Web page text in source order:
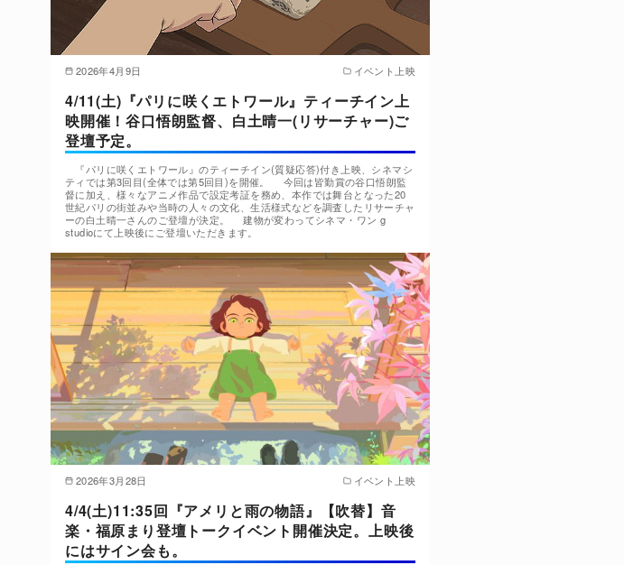
2026年4月9日 イベント上映
4/11(土)『パリに咲くエトワール』ティーチイン上
映開催！谷口悟朗監督、白土晴一(リサーチャー)ご
登壇予定。
『パリに咲くエトワール』のティーチイン(質疑応答)付き上映、シネマシ
ティでは第3回目(全体では第5回目)を開催。 今回は皆勤賞の谷口悟朗監
督に加え、様々なアニメ作品で設定考証を務め、本作では舞台となった20
世紀パリの街並みや当時の人々の文化、生活様式などを調査したリサーチャ
ーの白土晴一さんのご登壇が決定。 建物が変わってシネマ・ワン g
studioにて上映後にご登壇いただきます。
2026年3月28日 イベント上映
4/4(土)11:35回『アメリと雨の物語』【吹替】音
楽・福原まり登壇トークイベント開催決定。上映後
にはサイン会も。